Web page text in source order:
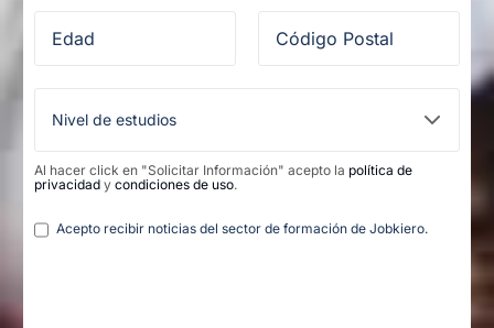
Al hacer click en "Solicitar Información" acepto la política de
privacidad y condiciones de uso.
Acepto recibir noticias del sector de formación de Jobkiero.